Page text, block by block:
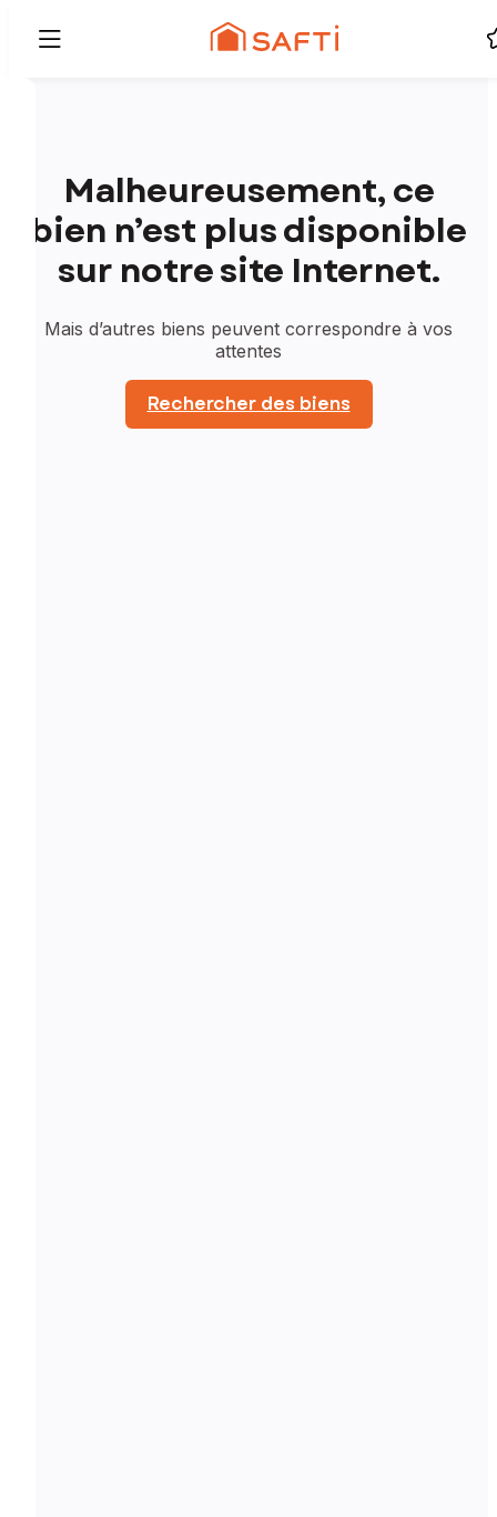
Malheureusement, ce
bien n’est plus disponible
sur notre site Internet.
Mais d’autres biens peuvent correspondre à vos
attentes
Rechercher des biens